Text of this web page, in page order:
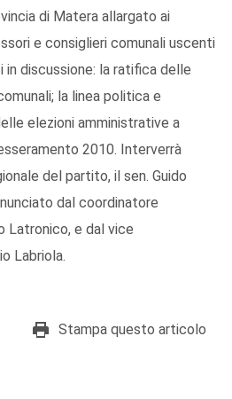
di Matera allargato ai
e consiglieri comunali uscenti
in discussione: la ratifica delle
la linea politica e
elezioni amministrative a
2010. Interverrà
del partito, il sen. Guido
dal coordinatore
Latronico, e dal vice
Labriola.
Stampa questo articolo